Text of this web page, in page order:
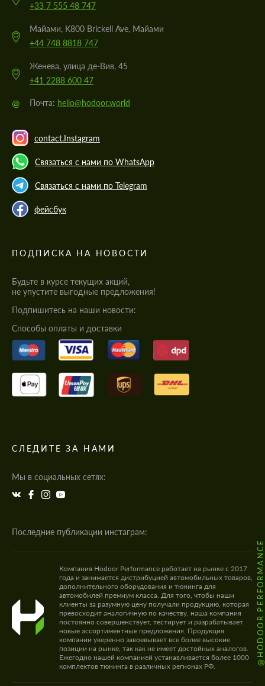
+33 7 555 48 747
Майами, K800 Brickell Ave, Майами
+44 748 8818 747
Женева, улица де-Вив, 45
+41 2288 600 47
@ Почта: hello@hodoor.world
contact.Instagram
Связаться с нами по WhatsApp
Связаться с нами по Telegram
фейсбук
ПОДПИСКА НА НОВОСТИ
Будьте в курсе текущих акций,
не упустите выгодные предложения!
Подпишитесь на наши новости:
Cпособы оплаты и доставки
СЛЕДИТЕ ЗА НАМИ
Мы в социальных сетях:
Последние публикации инстаграм:
@HODOOR.PERFORMANCE
Компания Hodoor Performance работает на рынке с 2017
года и занимается дистрибуцией автомобильных товаров,
дополнительного оборудования и тюнинга для
автомобилей премиум класса. Для того, чтобы наши
клиенты за разумную цену получали продукцию, которая
превосходит аналогичную по качеству, наша компания
постоянно совершенствует, тестирует и разрабатывает
новые ассортиментные предложения. Продукция
компании уверенно завоевывает все более высокие
позиции на рынке, так как не имеет достойных аналогов.
Ежегодно нашей компанией устанавливается более 1000
комплектов тюнинга в различных регионах РФ.